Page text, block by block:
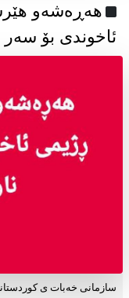
هەڕەشەو
ئاخوندی بۆ
سازمانی خەبات ی